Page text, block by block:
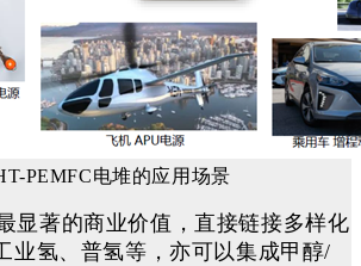
PEMFC电堆的应用场景
显著的商业价值，直接链接多样化
氢、普氢等，亦可以集成甲醇/